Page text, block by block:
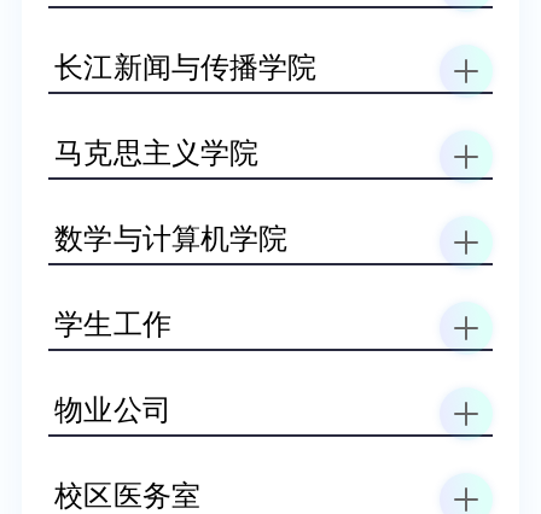
长江新闻与传播学院
马克思主义学院
数学与计算机学院
学生工作
物业公司
校区医务室